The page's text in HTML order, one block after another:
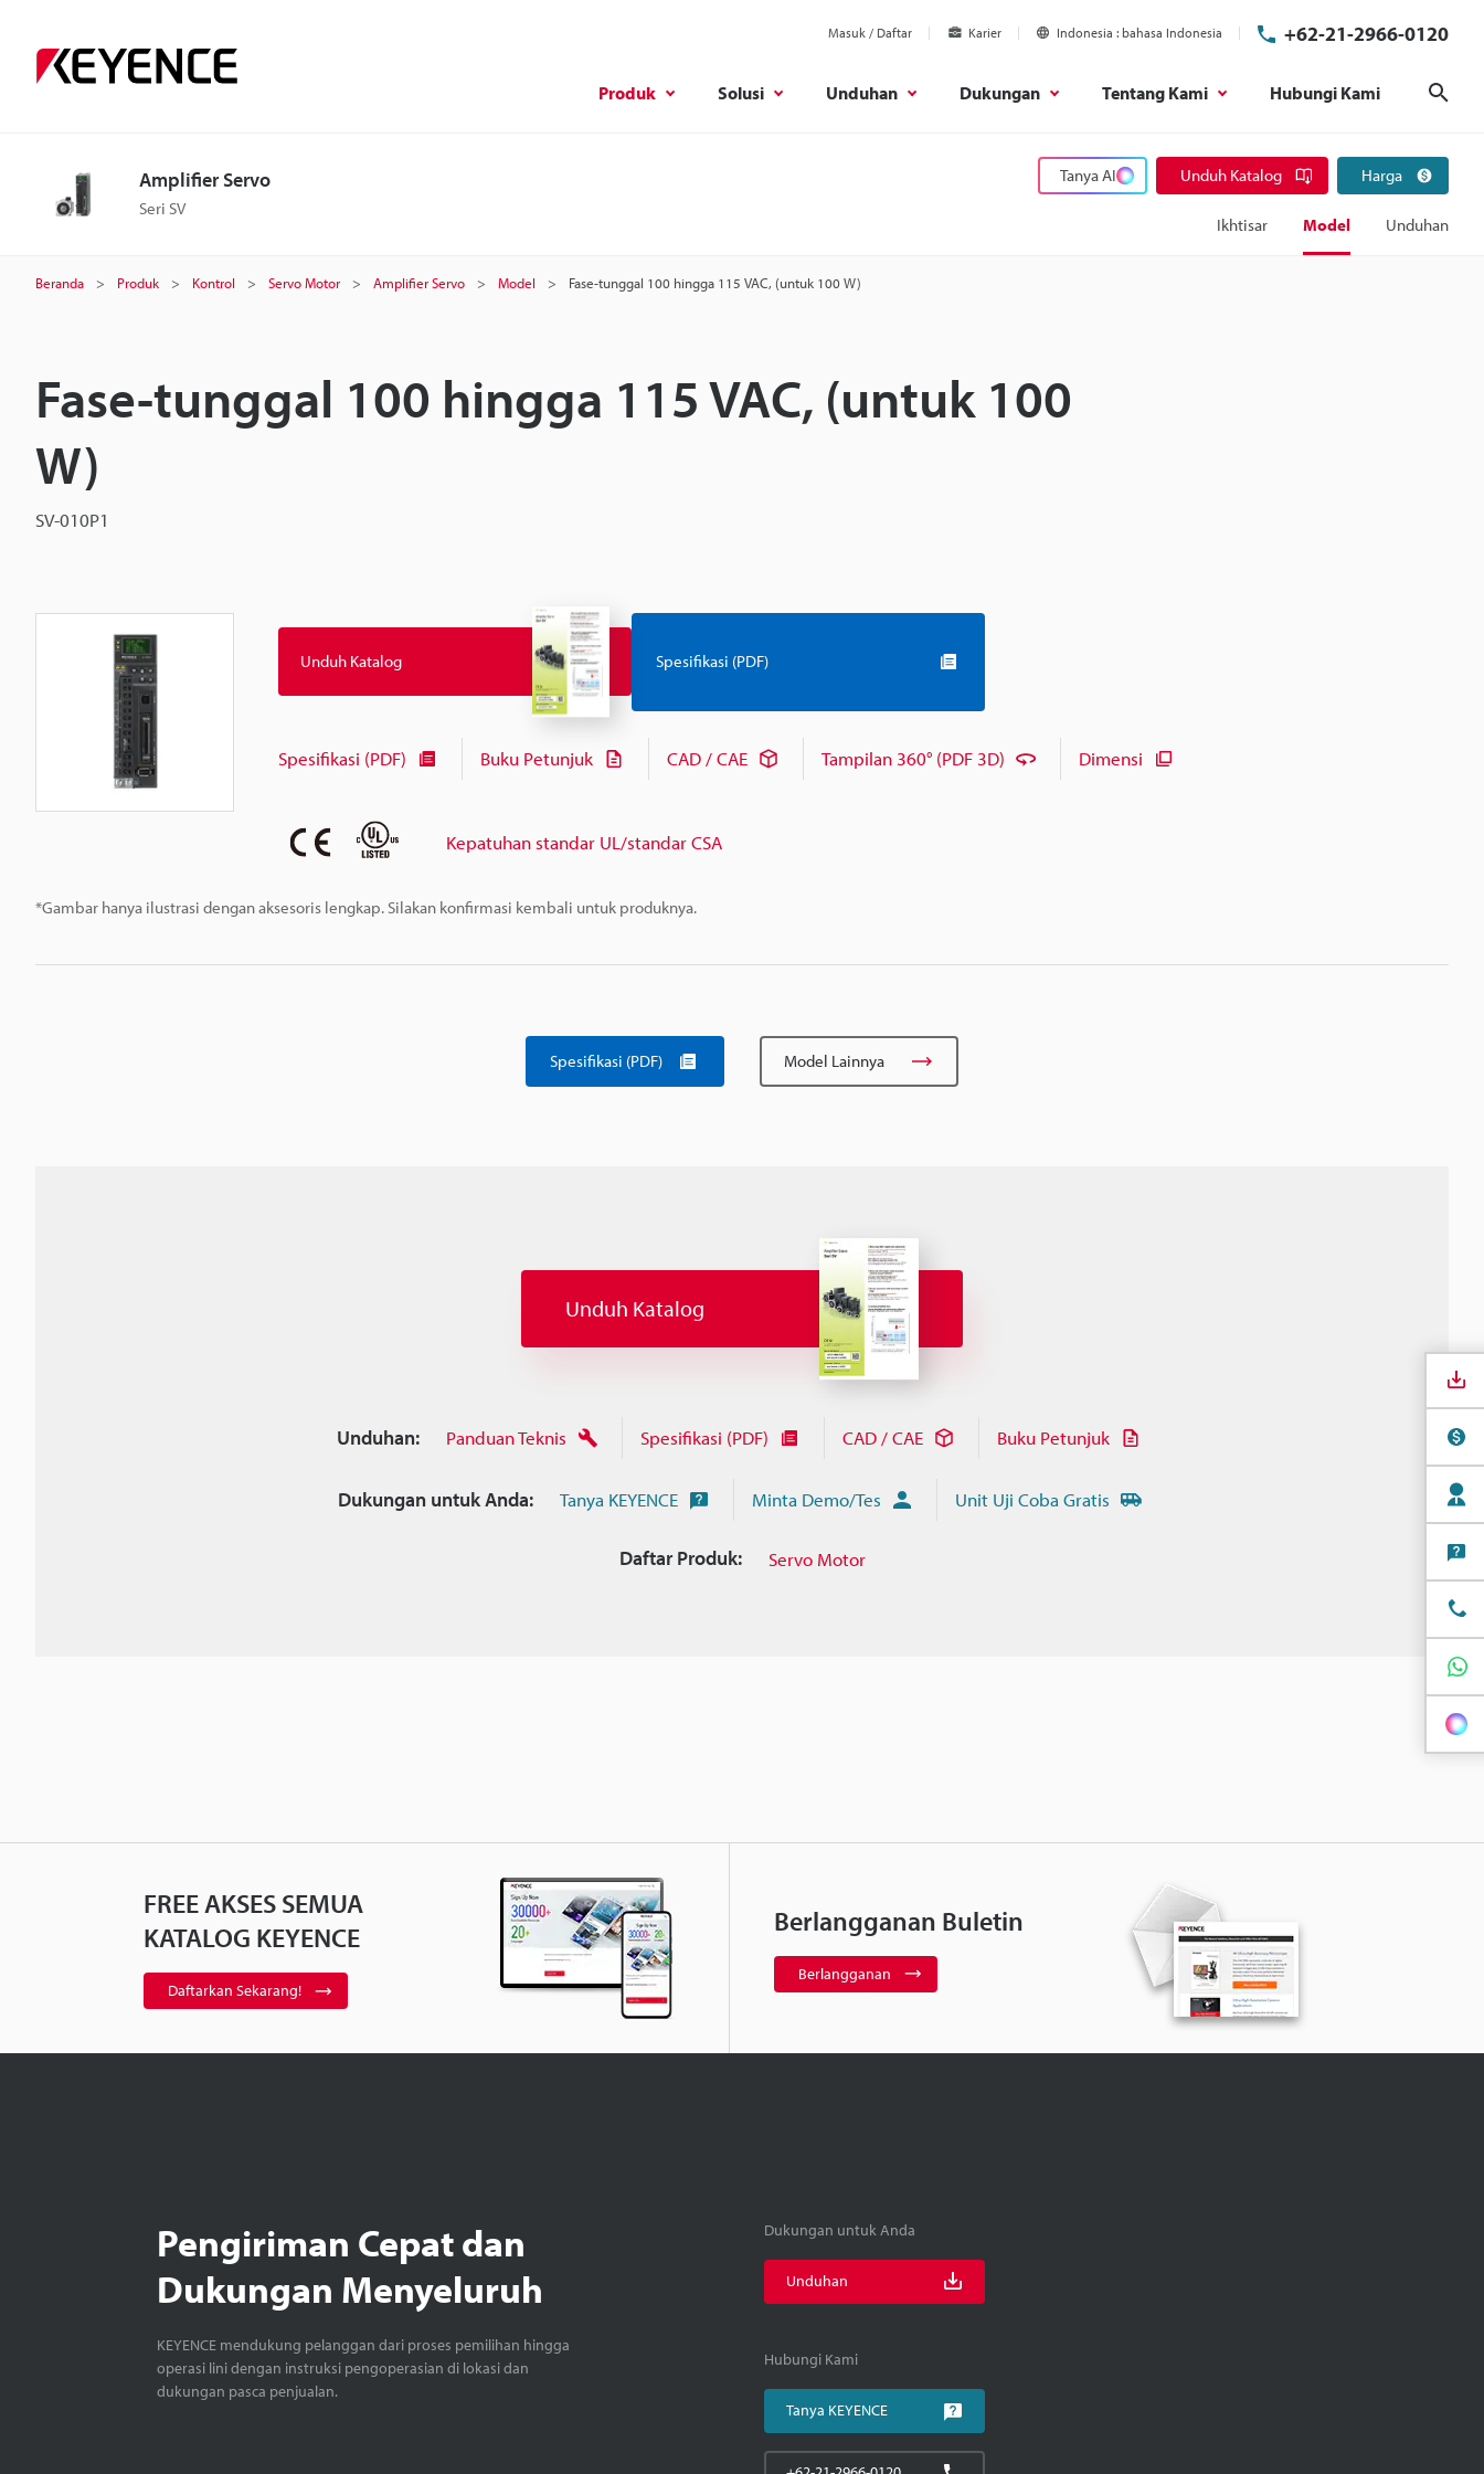
Masuk / Daftar Karier Indonesia bahasa Indonesia +62-21-2966-0120
Produk Solusi Unduhan Dukungan Tentang Kami Hubungi Kami
Amplifier Servo
Seri SV
Tanya AI Unduh Katalog Harga
Ikhtisar Model Unduhan
Beranda Produk Kontrol Servo Motor Amplifier Servo Model Fase-tunggal 100 hingga 115 VAC, (untuk 100 W)
Fase-tunggal 100 hingga 115 VAC, (untuk 100
W)
SV-010P1
*Gambar hanya ilustrasi dengan aksesoris lengkap. Silakan konfirmasi kembali untuk produknya.
Unduh Katalog Spesifikasi (PDF)
Spesifikasi (PDF) Buku Petunjuk CAD / CAE Tampilan 360° (PDF 3D) Dimensi
Kepatuhan standar UL/standar CSA
Spesifikasi (PDF) Model Lainnya
Unduh Katalog
Unduhan: Panduan Teknis Spesifikasi (PDF) CAD / CAE Buku Petunjuk
Dukungan untuk Anda: Tanya KEYENCE Minta Demo/Tes Unit Uji Coba Gratis
Daftar Produk: Servo Motor
FREE AKSES SEMUA
KATALOG KEYENCE
Daftarkan Sekarang!
Berlangganan Buletin
Berlangganan
Pengiriman Cepat dan
Dukungan Menyeluruh
KEYENCE mendukung pelanggan dari proses pemilihan hingga
operasi lini dengan instruksi pengoperasian di lokasi dan
dukungan pasca penjualan.
Dukungan untuk Anda
Unduhan
Hubungi Kami
Tanya KEYENCE